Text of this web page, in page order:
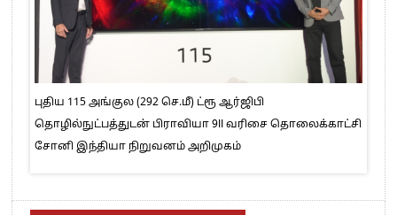
புதிய 115 அங்குல (292 செ.மீ) ட்ரூ ஆர்ஜிபி
தொழில்நுட்பத்துடன் பிராவியா 9II வரிசை தொலைக்காட்சி
சோனி இந்தியா நிறுவனம் அறிமுகம்